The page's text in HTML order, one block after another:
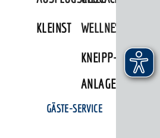
KLEINSTADTPERLEN
WELLNESS
KNEIPP-
ANLAGE
GÄSTE-SERVICE
Datenschutz
Datenschutz-
Kontakt